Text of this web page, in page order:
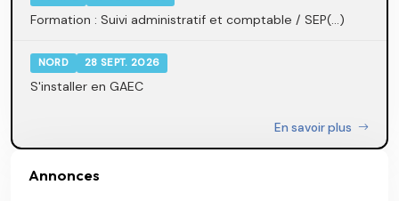
Formation : Suivi administratif et comptable / SEP(...)
NORD 28 SEPT. 2026
S'installer en GAEC
En savoir plus
Annonces